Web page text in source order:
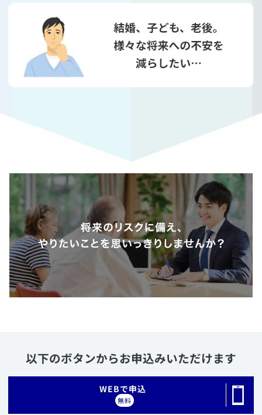
以下のボタンからお申込みいただけます
​WEBで申込
無料